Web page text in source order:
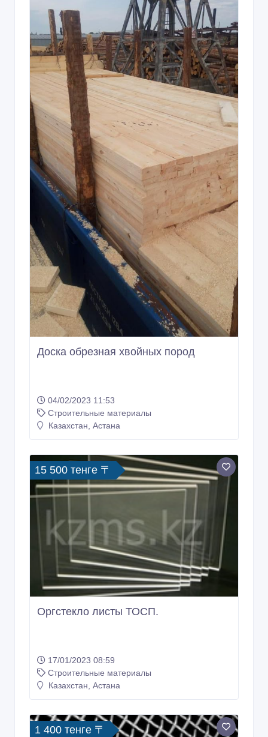
Доска обрезная хвойных пород
04/02/2023 11:53
Строительные материалы
Казахстан, Астана
15 500 тенге 〒
Оргстекло листы ТОСП.
17/01/2023 08:59
Строительные материалы
Казахстан, Астана
1 400 тенге 〒